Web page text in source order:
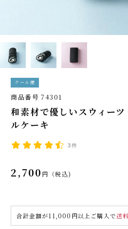
クール便
商品番号 74301
和素材で優しいスウィー
ルケーキ
3件
2,700 税込
合計金額が11,000円以上ご購入で送